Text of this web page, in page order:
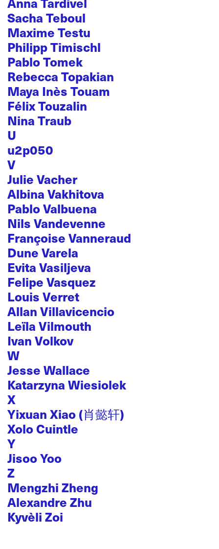
Sacha Teboul
Maxime Testu
Philipp Timischl
Pablo Tomek
Rebecca Topakian
Maya Inès Touam
Félix Touzalin
Nina Traub
U
u2p050
V
Julie Vacher
Albina Vakhitova
Pablo Valbuena
Nils Vandevenne
Françoise Vanneraud
Dune Varela
Evita Vasiljeva
Felipe Vasquez
Louis Verret
Allan Villavicencio
Leïla Vilmouth
Ivan Volkov
W
Jesse Wallace
Katarzyna Wiesiolek
X
Yixuan Xiao (肖懿轩)
Xolo Cuintle
Y
Jisoo Yoo
Z
Mengzhi Zheng
Alexandre Zhu
Kyvèli Zoi